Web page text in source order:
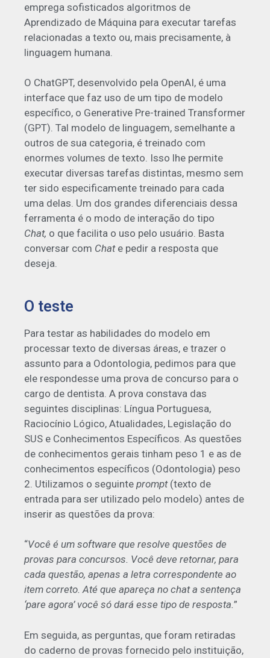
emprega sofisticados algoritmos de
Aprendizado de Máquina para executar tarefas
relacionadas a texto ou, mais precisamente, à
linguagem humana.
O ChatGPT, desenvolvido pela OpenAI, é uma
interface que faz uso de um tipo de modelo
específico, o Generative Pre-trained Transformer
(GPT). Tal modelo de linguagem, semelhante a
outros de sua categoria, é treinado com
enormes volumes de texto. Isso lhe permite
executar diversas tarefas distintas, mesmo sem
ter sido especificamente treinado para cada
uma delas. Um dos grandes diferenciais dessa
ferramenta é o modo de interação do tipo
Chat, o que facilita o uso pelo usuário. Basta
conversar com Chate pedir a resposta que
deseja.
O teste
Para testar as habilidades do modelo em
processar texto de diversas áreas, e trazer o
assunto para a Odontologia, pedimos para que
ele respondesse uma prova de concurso para o
cargo de dentista. A prova constava das
seguintes disciplinas: Língua Portuguesa,
Raciocínio Lógico, Atualidades, Legislação do
SUS e Conhecimentos Específicos. As questões
de conhecimentos gerais tinham peso 1 e as de
conhecimentos específicos (Odontologia) peso
2. Utilizamos o seguinte prompt(texto de
entrada para ser utilizado pelo modelo) antes de
inserir as questões da prova:
“Você é um software que resolve questões de
provas para concursos. Você deve retornar, para
cada questão, apenas a letra correspondente ao
item correto. Até que apareça no chat a sentença
‘pare agora’ você só dará esse tipo de resposta.”
Em seguida, as perguntas, que foram retiradas
do caderno de provas fornecido pelo instituição,